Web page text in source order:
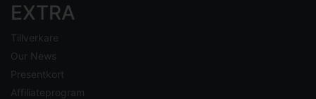
EXTRA
Tillverkare
Our News
Presentkort
Affiliateprogram